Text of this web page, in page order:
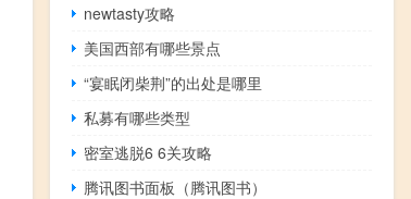
newtasty攻略
美国西部有哪些景点
“宴眠闭柴荆”的出处是哪里
私募有哪些类型
密室逃脱6 6关攻略
腾讯图书面板（腾讯图书）